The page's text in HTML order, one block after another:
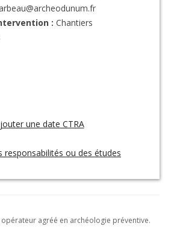
:Chantiers
une date CTRA
responsabilités ou des études
agréé en archéologie préventive.